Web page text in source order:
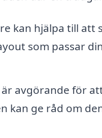
kan hjälpa till att
som passar
avgörande för
kan ge råd om